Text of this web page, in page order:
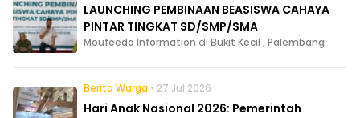
LAUNCHING PEMBINAAN BEASISWA CAHAYA
PINTAR TINGKAT SD/SMP/SMA
Moufeeda Information di Bukit Kecil , Palembang
Berita Warga • 27 Jul 2026
Hari Anak Nasional 2026: Pemerintah